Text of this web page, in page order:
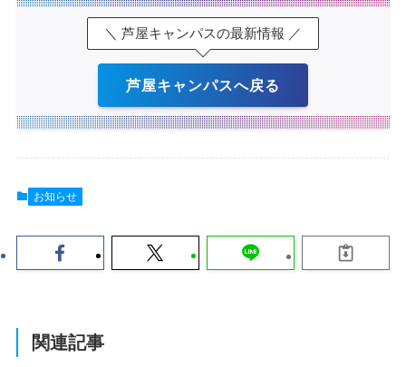
＼ 芦屋キャンパスの最新情報 ／
芦屋キャンパスへ戻る
お知らせ
関連記事